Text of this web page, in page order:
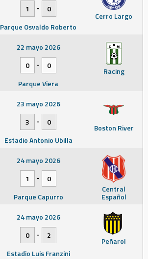
Cerro Largo
1 -
0
Parque Osvaldo Roberto
Racing
22 mayo 2026
0
-
0
Parque Viera
Boston River
23 mayo 2026
3
-
0
Estadio Antonio Ubilla
Central
Español
24 mayo 2026
1
-
0
Parque Capurro
Peñarol
24 mayo 2026
0
-
2
Estadio Luis Franzini